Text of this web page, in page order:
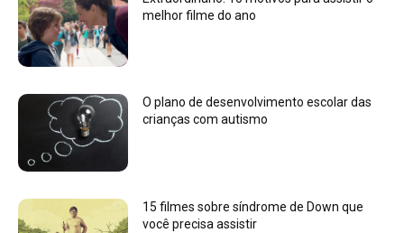
melhor filme do ano
O plano de desenvolvimento escolar das
crianças com autismo
15 filmes sobre síndrome de Down que
você precisa assistir